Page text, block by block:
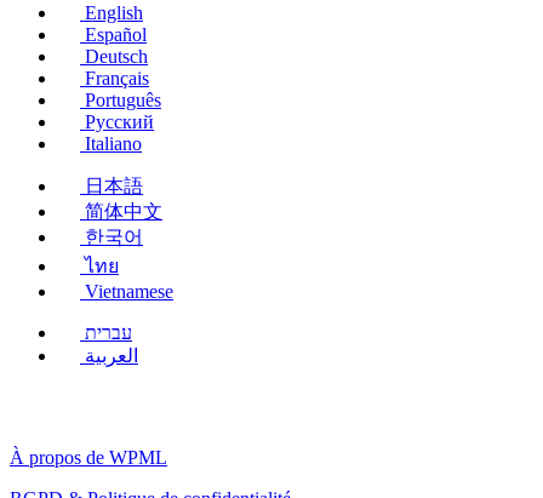
English
Español
Deutsch
Français
Português
Русский
Italiano
日本語
简体中文
한국어
ไทย
Vietnamese
עברית
العربية
À propos de WPML